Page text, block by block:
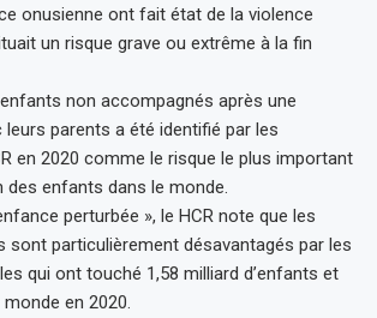
onusienne ont fait état de la violence
un risque grave ou extrême à la fin
non accompagnés après une
leurs parents a été identifié par les
en 2020 comme le risque le plus important
enfants dans le monde.
perturbée », le HCR note que les
sont particulièrement désavantagés par les
qui ont touché 1,58 milliard d’enfants et
en 2020.